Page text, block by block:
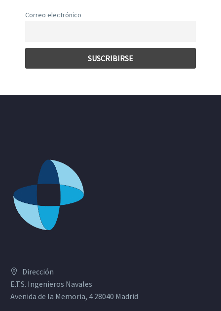
Correo electrónico
Dirección
E.T.S. Ingenieros Navales
Avenida de la Memoria, 4 28040 Madrid